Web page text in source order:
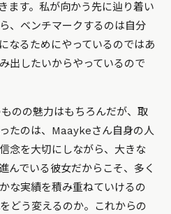
ます。私が向かう先に辿り着い
、ベンチマークするのは自分
なるためにやっているのではあ
出したいからやっているので
のの魅力はもちろんだが、取
たのは、Maaykeさん自身の人
念を大切にしながら、大きな
んでいる彼女だからこそ、多く
な実績を積み重ねていけるの
どう変えるのか。これからの